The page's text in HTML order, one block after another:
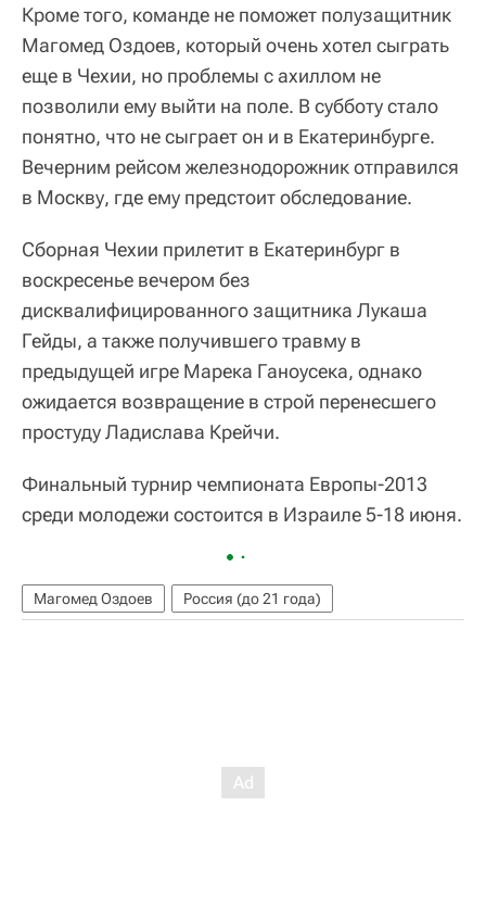
Кроме того, команде не поможет полузащитник
Магомед Оздоев, который очень хотел сыграть
еще в Чехии, но проблемы с ахиллом не
позволили ему выйти на поле. В субботу стало
понятно, что не сыграет он и в Екатеринбурге.
Вечерним рейсом железнодорожник отправился
в Москву, где ему предстоит обследование.
Сборная Чехии прилетит в Екатеринбург в
воскресенье вечером без
дисквалифицированного защитника Лукаша
Гейды, а также получившего травму в
предыдущей игре Марека Ганоусека, однако
ожидается возвращение в строй перенесшего
простуду Ладислава Крейчи.
Финальный турнир чемпионата Европы-2013
среди молодежи состоится в Израиле 5-18 июня.
Магомед Оздоев Россия (до 21 года)